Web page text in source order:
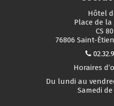
Hôtel
Place de
CS
76806 Saint-
Horaires
Du lundi au
Samedi